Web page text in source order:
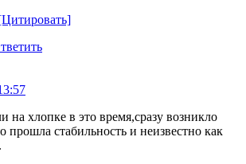
хлопке в это время,сразу возникло
прошла стабильность и неизвестно как